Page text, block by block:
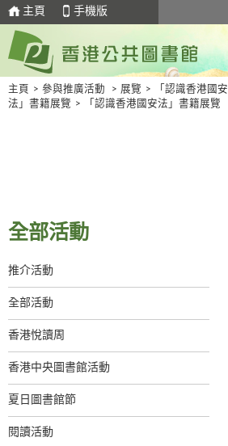
主頁 手機版
主頁 > 參與推廣活動 > 展覽 >
「認識香港國安
法」書籍展覽 > 「認識香港國安法」書籍展覽
全部活動
推介活動
全部活動
香港悅讀周
香港中央圖書館活動
夏日圖書館節
閱讀活動